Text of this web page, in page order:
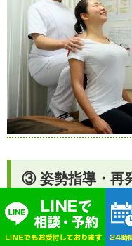
③ 姿勢指導・再